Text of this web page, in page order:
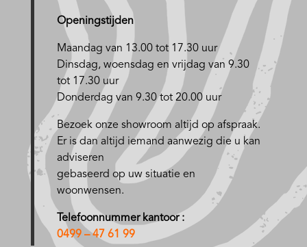
Openingstijden
Maandag van 13.00 tot 17.30 uur
Dinsdag, woensdag en vrijdag van 9.30
tot 17.30 uur
Donderdag van 9.30 tot 20.00 uur
Bezoek onze showroom altijd op afspraak.
Er is dan altijd iemand aanwezig die u kan
adviseren
gebaseerd op uw situatie en
woonwensen.
Telefoonnummer kantoor :
0499 – 47 61 99